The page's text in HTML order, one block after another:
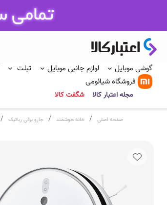
گوشی موبایل لوازم جانبی موبایل تبلت
فروشگاه شیائومی
مجله اعتبار کالا شگفت کالا
صفحه اصلی / خانه هوشمند / جارو برقی رباتیک /